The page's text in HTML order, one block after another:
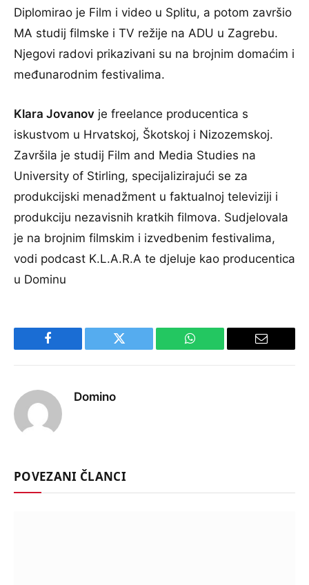
Diplomirao je Film i video u Splitu, a potom završio
MA studij filmske i TV režije na ADU u Zagrebu.
Njegovi radovi prikazivani su na brojnim domaćim i
međunarodnim festivalima.
Klara Jovanov je freelance producentica s
iskustvom u Hrvatskoj, Škotskoj i Nizozemskoj.
Završila je studij Film and Media Studies na
University of Stirling, specijalizirajući se za
produkcijski menadžment u faktualnoj televiziji i
produkciju nezavisnih kratkih filmova. Sudjelovala
je na brojnim filmskim i izvedbenim festivalima,
vodi podcast K.L.A.R.A te djeluje kao producentica
u Dominu
Facebook Twitter WhatsApp Email
Domino
POVEZANI ČLANCI